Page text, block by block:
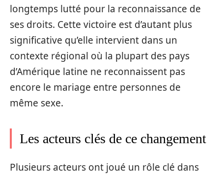
longtemps lutté pour la reconnaissance de
ses droits. Cette victoire est d’autant plus
significative qu’elle intervient dans un
contexte régional où la plupart des pays
d’Amérique latine ne reconnaissent pas
encore le mariage entre personnes de
même sexe.
Les acteurs clés de ce changement
Plusieurs acteurs ont joué un rôle clé dans